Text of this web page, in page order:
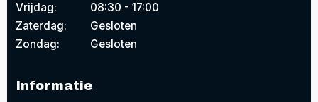
Vrijdag:
08:30 - 17:00
Zaterdag:
Gesloten
Zondag:
Gesloten
Informatie